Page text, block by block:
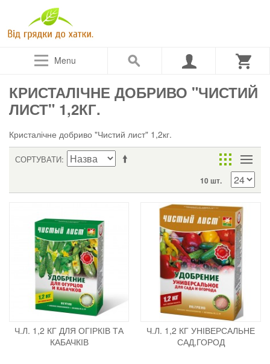
Menu
КРИСТАЛІЧНЕ ДОБРИВО "ЧИСТИЙ
ЛИСТ" 1,2КГ.
Кристалічне добриво "Чистий лист" 1,2кг.
СОРТУВАТИ
10 шт.
Ч.Л. 1,2 КГ ДЛЯ ОГІРКІВ ТА
КАБАЧКІВ
Ч.Л. 1,2 КГ УНІВЕРСАЛЬНЕ
САД,ГОРОД